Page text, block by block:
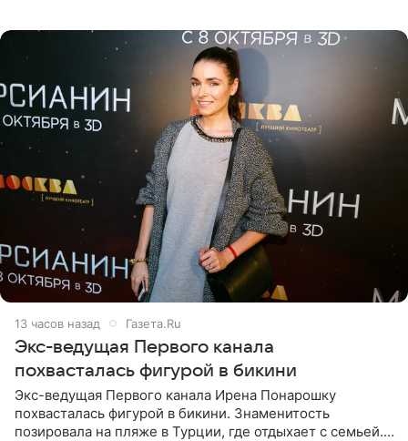
13 часов назад Газета.Ru
Экс-ведущая Первого канала
похвасталась фигурой в бикини
Экс-ведущая Первого канала Ирена Понарошку
похвасталась фигурой в бикини. Знаменитость
позировала на пляже в Турции, где отдыхает с семьей.